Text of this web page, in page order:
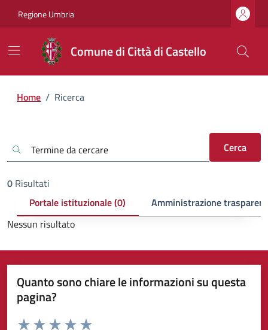
Regione Umbria
Comune di Città di Castello
Home / Ricerca
Cerca
0 Risultati
Portale istituzionale (0)
Amministrazione
Nessun risultato
Quanto sono chiare le informazioni su questa
pagina?
Valuta da 1 a 5 stelle la pagina